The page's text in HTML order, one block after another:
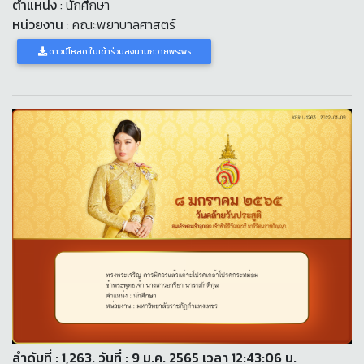
ตำแหน่ง: นักศึกษา
หน่วยงาน : คณะพยาบาลศาสตร์
ดาวน์โหลด ใบเข้าร่วมลงนามถวายพระพร
ลำดับที่ : 1,263. วันที่ : 9 ม.ค. 2565 เวลา 12:43:06 น.